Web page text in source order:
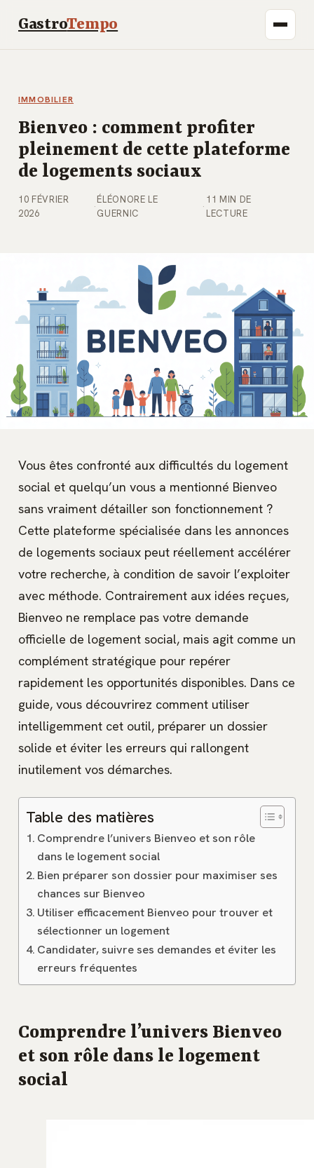
GastroTempo
IMMOBILIER
Bienveo : comment profiter
pleinement de cette plateforme
de logements sociaux
10 FÉVRIER
2026
·
ÉLÉONORE LE
GUERNIC
·
11 MIN DE
LECTURE
Vous êtes confronté aux difficultés du logement
social et quelqu’un vous a mentionné Bienveo
sans vraiment détailler son fonctionnement ?
Cette plateforme spécialisée dans les annonces
de logements sociaux peut réellement accélérer
votre recherche, à condition de savoir l’exploiter
avec méthode. Contrairement aux idées reçues,
Bienveo ne remplace pas votre demande
officielle de logement social, mais agit comme un
complément stratégique pour repérer
rapidement les opportunités disponibles. Dans ce
guide, vous découvrirez comment utiliser
intelligemment cet outil, préparer un dossier
solide et éviter les erreurs qui rallongent
inutilement vos démarches.
Table des matières
Comprendre l’univers Bienveo et son rôle
dans le logement social
Bien préparer son dossier pour maximiser ses
chances sur Bienveo
Utiliser efficacement Bienveo pour trouver et
sélectionner un logement
Candidater, suivre ses demandes et éviter les
erreurs fréquentes
Comprendre l’univers Bienveo
et son rôle dans le logement
social